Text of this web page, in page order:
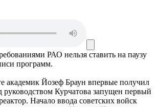
РАО нельзя ставить на паузу
программ.
академик Йозеф Браун впервые получил
руководством Курчатова запущен первый
Начало ввода советских войск